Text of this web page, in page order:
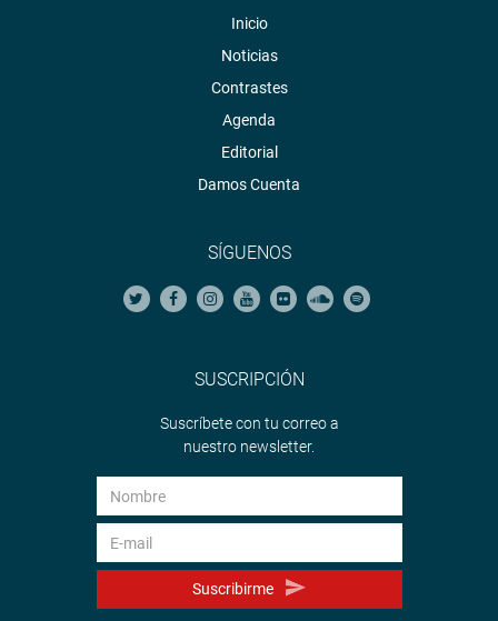
Inicio
Noticias
Contrastes
Agenda
Editorial
Damos Cuenta
SÍGUENOS
SUSCRIPCIÓN
Suscríbete con tu correo a
nuestro newsletter.
Suscribirme